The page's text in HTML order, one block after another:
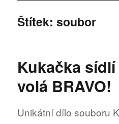
Štítek:soubor
Kukačka
volá BRAVO!
Unikátní dílo souboru